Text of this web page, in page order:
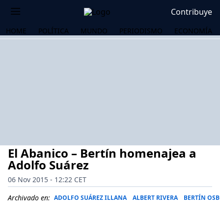
Contribuye
HOME POLÍTICA MUNDO PERIODISMO ECONOMÍA
El Abanico – Bertín homenajea a
Adolfo Suárez
06 Nov 2015 - 12:22 CET
Archivado en: ADOLFO SUÁREZ ILLANA ALBERT RIVERA BERTÍN